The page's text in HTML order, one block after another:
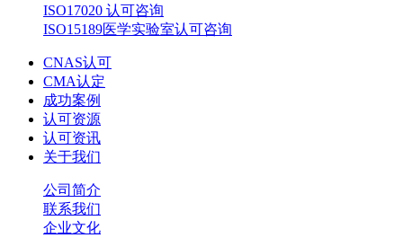
ISO17020 认可咨询
ISO15189医学实验室认可咨询
CNAS认可
CMA认定
成功案例
认可资源
认可资讯
关于我们
公司简介
联系我们
企业文化